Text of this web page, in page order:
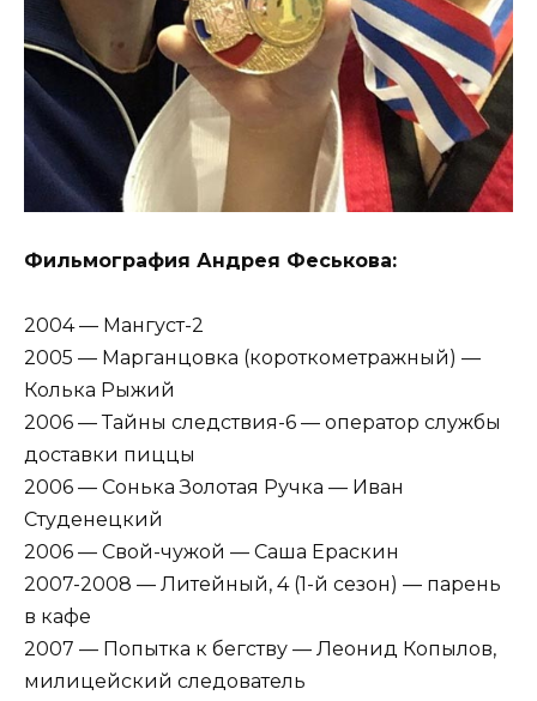
Фильмография Андрея Феськова:
2004 — Мангуст-2
2005 — Марганцовка (короткометражный) —
Колька Рыжий
2006 — Тайны следствия-6 — оператор службы
доставки пиццы
2006 — Сонька Золотая Ручка — Иван
Студенецкий
2006 — Свой-чужой — Саша Ераскин
2007-2008 — Литейный, 4 (1-й сезон) — парень
в кафе
2007 — Попытка к бегству — Леонид Копылов,
милицейский следователь